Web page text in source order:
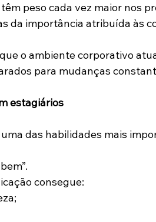
peso cada vez maior nos
da importância atribuída às
o ambiente corporativo
para mudanças
estagiários
das habilidades mais
consegue: